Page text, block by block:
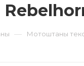
— Мотоштаны